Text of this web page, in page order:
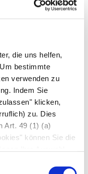
die uns helfen,
bestimmte
verwenden zu
Indem Sie
klicken,
zu. Dies
Art. 49 (1) (a)
können Sie die
Nachdem der
wieder
der
Oberfläche der
können.
mit
dem Weg